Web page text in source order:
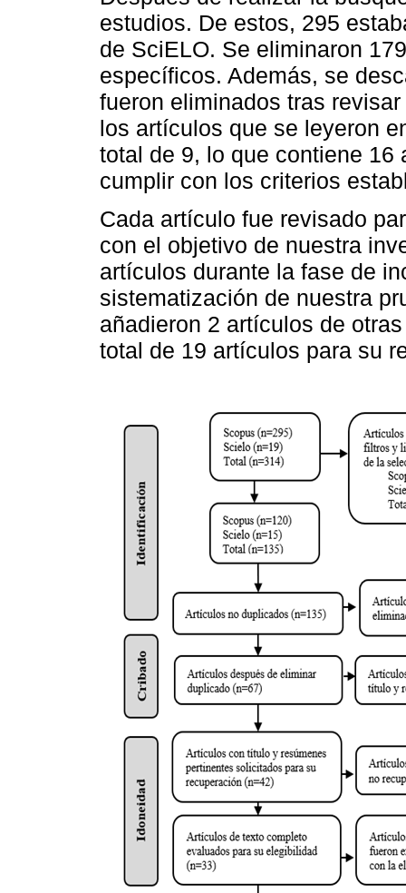
estudios. De estos, 295
de SciELO. Se eliminaron
específicos. Además, se
fueron eliminados tras
los artículos que se leyeron
total de 9, lo que contiene
cumplir con los criterios
Cada artículo fue revisado
con el objetivo de nuestra
artículos durante la fase de
sistematización de nuestra
añadieron 2 artículos de
total de 19 artículos para su